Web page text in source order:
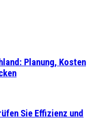
Planung, Kosten
Sie Effizienz und